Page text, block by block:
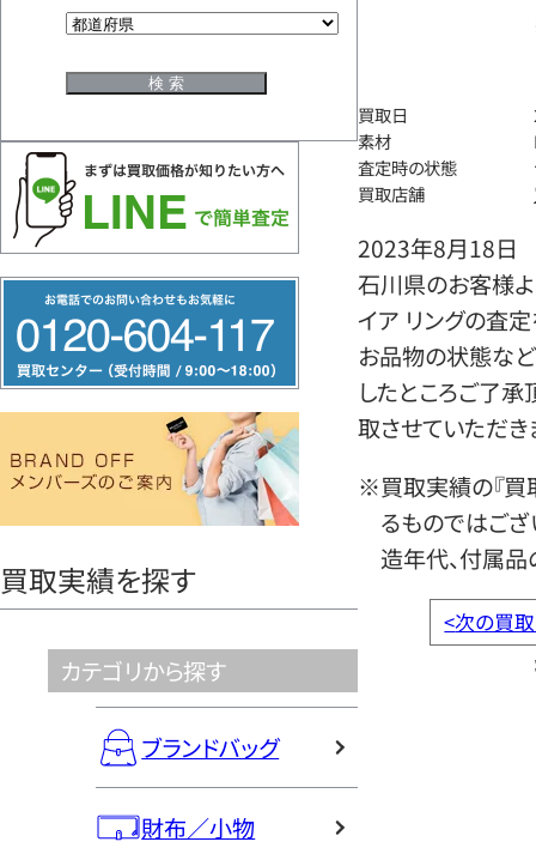
リ
ー
ヤ
買取実績を探す
カテゴリから探す
ブランドバッグ
財布／小物
買取日
素材
査定時の状態
買取店舗
2023年8月18日
石川県のお客様よ
イア リングの査
お品物の状態など
したところご了
取させていただき
※買取実績の『買
るものではござ
造年代、付属品
<次の買